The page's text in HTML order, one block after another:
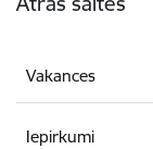
Vakances
Iepirkumi